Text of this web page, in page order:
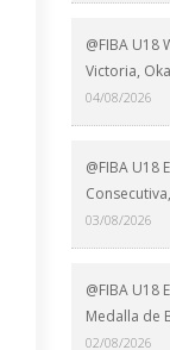
@FIBA U18
Victoria,
04/08/2026
@FIBA U18
03/08/2026
@FIBA U18
Medalla de
02/08/2026